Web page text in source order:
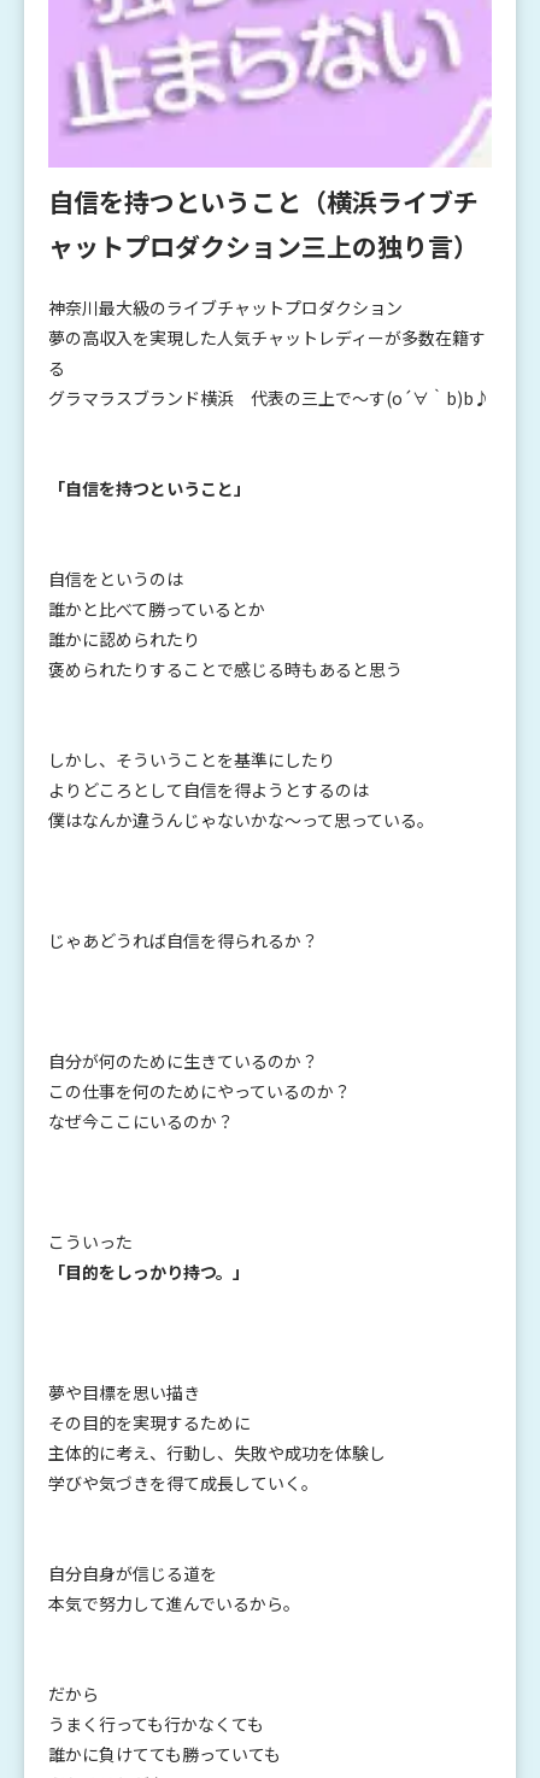
自信を持つということ（横浜ライブチ
ャットプロダクション三上の独り言）
神奈川最大級のライブチャットプロダクション
夢の高収入を実現した人気チャットレディーが多数在籍す
る
グラマラスブランド横浜 代表の三上で～す(o´∀｀b)b♪
「自信を持つということ」
自信をというのは
誰かと比べて勝っているとか
誰かに認められたり
褒められたりすることで感じる時もあると思う
しかし、そういうことを基準にしたり
よりどころとして自信を得ようとするのは
僕はなんか違うんじゃないかな～って思っている。
じゃあどうれば自信を得られるか？
自分が何のために生きているのか？
この仕事を何のためにやっているのか？
なぜ今ここにいるのか？
こういった
「目的をしっかり持つ。」
夢や目標を思い描き
その目的を実現するために
主体的に考え、行動し、失敗や成功を体験し
学びや気づきを得て成長していく。
自分自身が信じる道を
本気で努力して進んでいるから。
だから
うまく行っても行かなくても
誰かに負けてても勝っていても